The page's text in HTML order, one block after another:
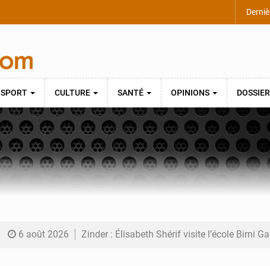
SPORT CULTURE SANTÉ OPINIONS
6 août 2026 Zinder : Élisabeth Shérif visite l’école Birni